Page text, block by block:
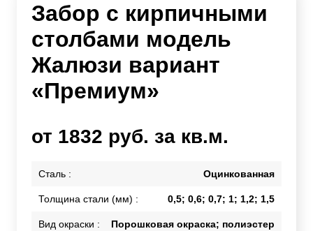
Забор с кирпичными
столбами модель
Жалюзи вариант
«Премиум»
от 1832 руб. за кв.м.
Сталь : Оцинкованная
Толщина стали (мм) : 0,5; 0,6; 0,7; 1; 1,2; 1,5
Вид окраски : Порошковая окраска; полиэстер